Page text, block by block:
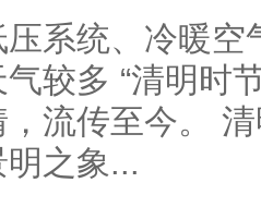
系统、冷暖
较多 “清明时
流传至今。
之象...